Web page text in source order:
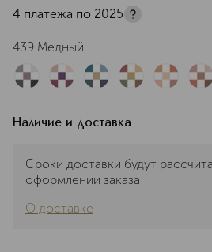
4 платежа по 2025
439 Медный
Наличие и доставка
Сроки доставки будут
оформлении заказа
О доставке